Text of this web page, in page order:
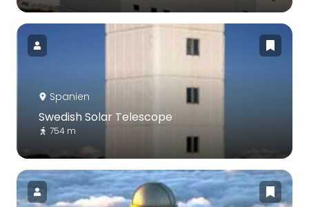
Spanien
Swedish Solar Telescope
754 m